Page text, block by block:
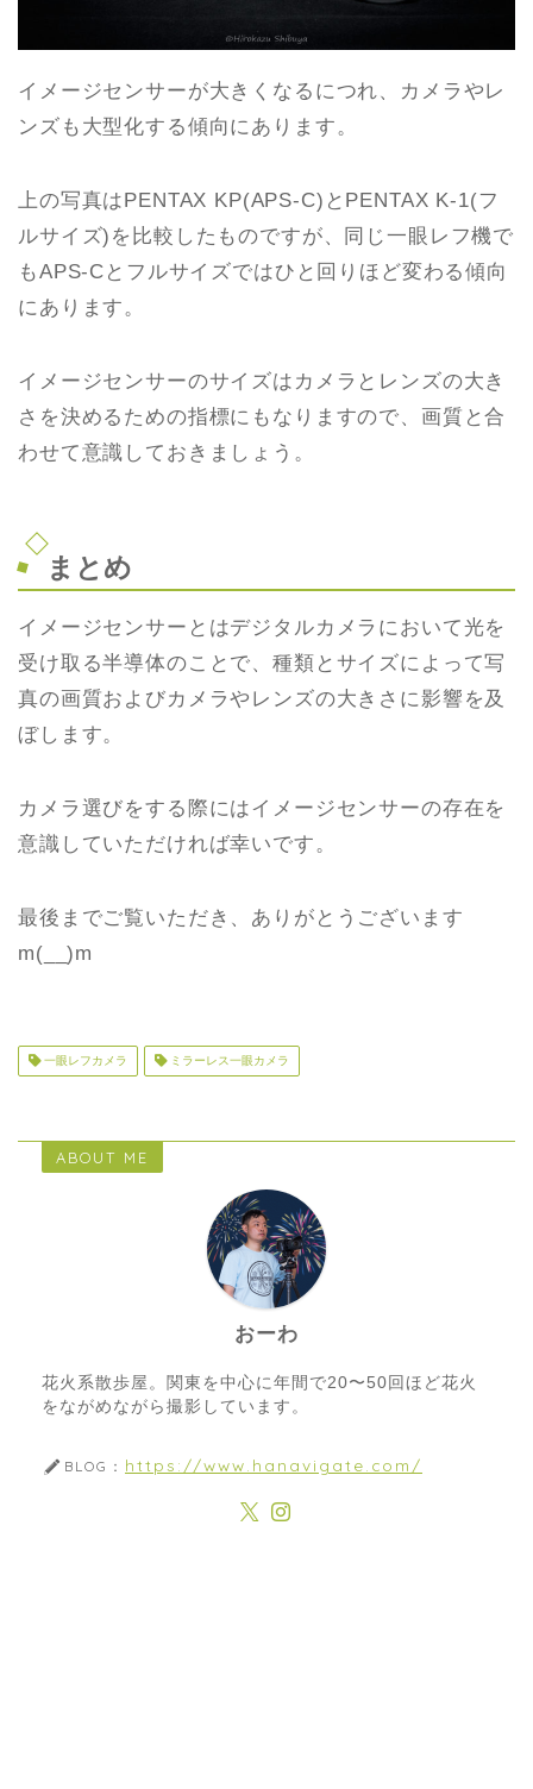
イメージセンサーが大きくなるにつれ、カメラやレ
ンズも大型化する傾向にあります。
上の写真はPENTAX KP(APS-C)とPENTAX K-1(フ
ルサイズ)を比較したものですが、同じ一眼レフ機で
もAPS-Cとフルサイズではひと回りほど変わる傾向
にあります。
イメージセンサーのサイズはカメラとレンズの大き
さを決めるための指標にもなりますので、画質と合
わせて意識しておきましょう。
まとめ
イメージセンサーとはデジタルカメラにおいて光を
受け取る半導体のことで、種類とサイズによって写
真の画質およびカメラやレンズの大きさに影響を及
ぼします。
カメラ選びをする際にはイメージセンサーの存在を
意識していただければ幸いです。
最後までご覧いただき、ありがとうございます
m(__)m
一眼レフカメラ ミラーレス一眼カメラ
ABOUT ME
おーわ
花火系散歩屋。関東を中心に年間で20〜50回ほど花火
をながめながら撮影しています。
BLOG： https://www.hanavigate.com/